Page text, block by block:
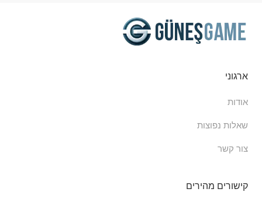
ארגוני
אודות
שאלות נפוצות
צור קשר
קישורים מהירים